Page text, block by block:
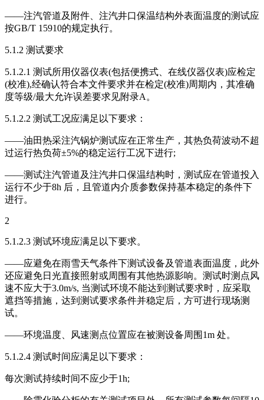
——注汽管道及附件、注汽井口保温结构外表面温度的测试应
按GB/T 15910的规定执行。
5.1.2 测试要求
5.1.2.1 测试所用仪器仪表(包括便携式、在线仪器仪表)应检定
(校准),经确认符合本文件要求并在检定(校准)周期内，其准确
度等级/最大允许误差要求见附录A。
5.1.2.2 测试工况应满足以下要求：
——油田热采注汽锅炉测试应在正常生产，其热负荷波动不超
过运行热负荷±5%的稳定运行工况下进行;
——测试注汽管道及注汽井口保温结构时，测试应在管道投入
运行不少于8h 后，且管道内介质参数保持基本稳定的条件下
进行。
2
5.1.2.3 测试环境应满足以下要求。
——应避免在雨雪天气条件下测试设备及管道表面温度，此外
还应避免日光直接照射或周围有其他热源影响。测试时测点风
速不应大于3.0m/s, 当测试环境不能达到测试要求时，应采取
遮挡等措施，达到测试要求条件并稳定后，方可进行现场测
试。
——环境温度、风速测点位置应在被测设备周围1m 处。
5.1.2.4 测试时间应满足以下要求：
每次测试持续时间不应少于1h;